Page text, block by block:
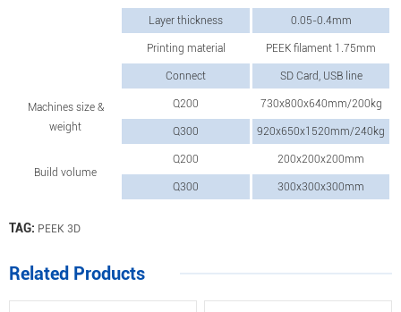
Layer thickness 0.05-0.4mm
Printing material PEEK filament 1.75mm
Connect SD Card, USB line
Machines size &
weight
Q200 730x800x640mm/200kg
Q300 920x650x1520mm/240kg
Build volume
Q200 200x200x200mm
Q300 300x300x300mm
TAG: PEEK 3D
Related Products